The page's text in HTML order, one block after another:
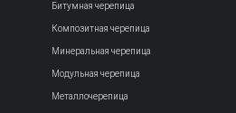
Битумная черепица
Композитная черепица
Минеральная черепица
Модульная черепица
Металлочерепица